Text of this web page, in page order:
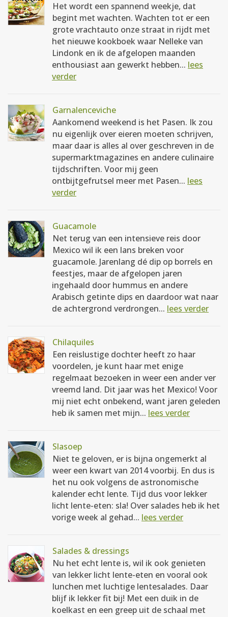
Het wordt een spannend weekje, dat
begint met wachten. Wachten tot er een
grote vrachtauto onze straat in rijdt met
het nieuwe kookboek waar Nelleke van
Lindonk en ik de afgelopen maanden
enthousiast aan gewerkt hebben... lees
verder
Garnalenceviche
Aankomend weekend is het Pasen. Ik zou
nu eigenlijk over eieren moeten schrijven,
maar daar is alles al over geschreven in de
supermarktmagazines en andere culinaire
tijdschriften. Voor mij geen
ontbijtgefrutsel meer met Pasen... lees
verder
Guacamole
Net terug van een intensieve reis door
Mexico wil ik een lans breken voor
guacamole. Jarenlang dé dip op borrels en
feestjes, maar de afgelopen jaren
ingehaald door hummus en andere
Arabisch getinte dips en daardoor wat naar
de achtergrond verdrongen... lees verder
Chilaquiles
Een reislustige dochter heeft zo haar
voordelen, je kunt haar met enige
regelmaat bezoeken in weer een ander ver
vreemd land. Dit jaar was het Mexico! Voor
mij niet echt onbekend, want jaren geleden
heb ik samen met mijn... lees verder
Slasoep
Niet te geloven, er is bijna ongemerkt al
weer een kwart van 2014 voorbij. En dus is
het nu ook volgens de astronomische
kalender echt lente. Tijd dus voor lekker
licht lente-eten: sla! Over salades heb ik het
vorige week al gehad... lees verder
Salades & dressings
Nu het echt lente is, wil ik ook genieten
van lekker licht lente-eten en vooral ook
lunchen met luchtige lentesalades. Daar
blijf ik lekker fit bij! Met een duik in de
koelkast en een greep uit de schaal met